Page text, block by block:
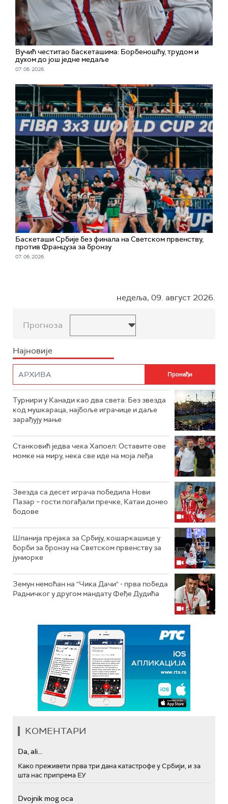
Вучић честитао баскеташима: Борбеношћу, трудом и
духом до још једне медаље
07. 06. 2026.
Баскеташи Србије без финала на Светском првенству,
против Француза за бронзу
07. 06. 2026.
недеља, 09. август 2026.
Прогноза
Најновије
Турнири у Канади као два света: Без звезда
код мушкараца, најбоље играчице и даље
зарађују мање
Станковић једва чека Хапоел: Оставите ове
момке на миру, нека све иде на моја леђа
Звезда са десет играча победила Нови
Пазар – гости погађали пречке, Катаи донео
бодове
Шпанија прејакa за Србију, кошаркашице у
борби за бронзу на Светском првенству за
јуниорке
Земун немоћан на "Чика Дачи" - прва победа
Радничког у другом мандату Феђе Дудића
КОМЕНТАРИ
Da, ali...
Како преживети прва три дана катастрофе у Србији, и за
шта нас припрема ЕУ
Dvojnik mog oca